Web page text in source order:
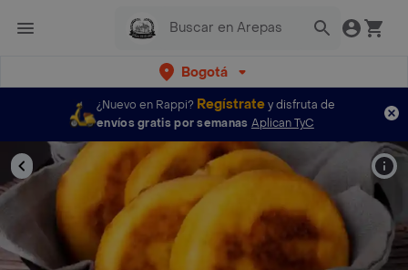
Bogotá
¿Nuevo en Rappi? Regístratey disfruta de
envíos gratis por semanas Aplican TyC